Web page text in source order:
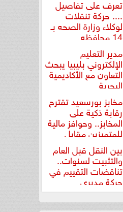
تعرف على تفاصيل
.... حركة تنقلات
لوكلاء وزارة الصحه بـ
14 محافظه
مدير التعليم
الإلكتروني بليبيا يبحث
التعاون مع الأكاديمية
البحرية
مخابز بورسعيد تقترح
رقابة ذكية على
المخابز.. وحوافز مالية
للمتميزين مقابل
بين النقل قبل العام
والتثبيت لسنوات..
تناقضات التقييم في
حركة مديري